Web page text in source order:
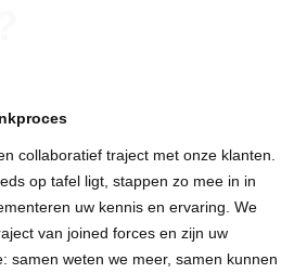
collaboratief traject met onze klanten.
op tafel ligt, stappen zo mee in in
uw kennis en ervaring. We
van joined forces en zijn uw
samen weten we meer, samen kunnen